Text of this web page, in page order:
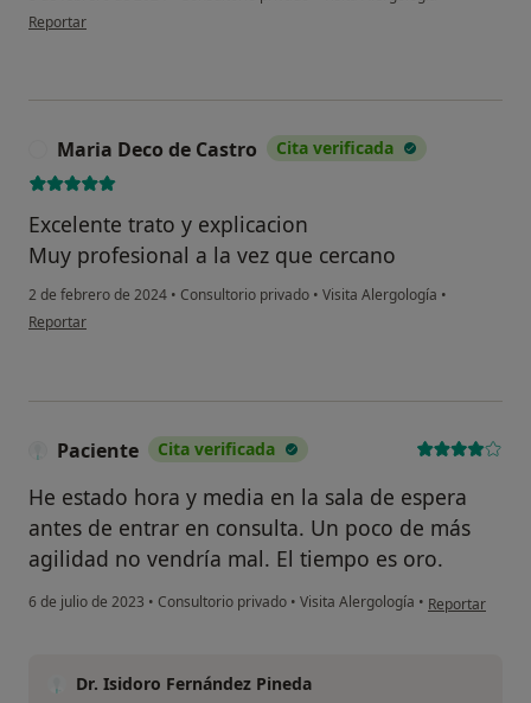
en opinión del usuario Marta
Reportar
Maria Deco de Castro Cita verificada
Excelente trato y explicacion
Muy profesional a la vez que cercano
2 de febrero de 2024 • Consultorio privado • Visita Alergología •
en opinión del usuario Maria Deco de Castro
Reportar
Paciente Cita verificada
He estado hora y media en la sala de espera
antes de entrar en consulta. Un poco de más
agilidad no vendría mal. El tiempo es oro.
6 de julio de 2023 • Consultorio privado • Visita Alergología • en opinión del
Reportar
Dr. Isidoro Fernández Pineda